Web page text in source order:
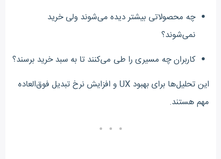
چه محصولاتی بیشتر دیده می‌شوند ولی خرید
نمی‌شوند؟
کاربران چه مسیری را طی می‌کنند تا به سبد خرید برسند؟
این تحلیل‌ها برای بهبود UX و افزایش نرخ تبدیل فوق‌العاده
مهم هستند.